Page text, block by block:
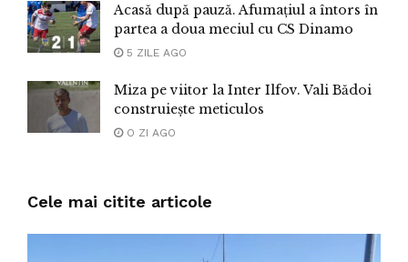
Acasă după pauză. Afumațiul a întors în
partea a doua meciul cu CS Dinamo
5 ZILE AGO
Miza pe viitor la Inter Ilfov. Vali Bădoi
construiește meticulos
O ZI AGO
Cele mai citite articole